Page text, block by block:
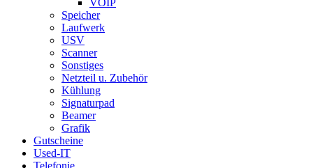
VOIP
Speicher
Laufwerk
USV
Scanner
Sonstiges
Netzteil u. Zubehör
Kühlung
Signaturpad
Beamer
Grafik
Gutscheine
Used-IT
Telefonie